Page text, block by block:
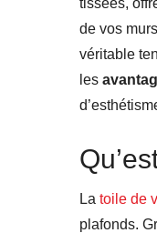
tissées,
de vos
véritable
les
La toile de
plafonds.